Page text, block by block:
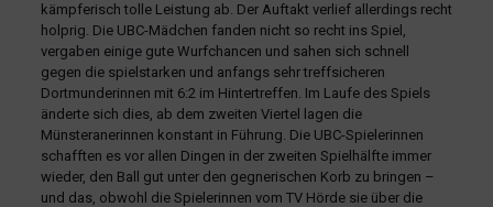
kämpferisch tolle Leistung ab. Der Auftakt verlief allerdings recht
holprig. Die UBC-Mädchen fanden nicht so recht ins Spiel,
vergaben einige gute Wurfchancen und sahen sich schnell
gegen die spielstarken und anfangs sehr treffsicheren
Dortmunderinnen mit 6:2 im Hintertreffen. Im Laufe des Spiels
änderte sich dies, ab dem zweiten Viertel lagen die
Münsteranerinnen konstant in Führung. Die UBC-Spielerinnen
schafften es vor allen Dingen in der zweiten Spielhälfte immer
wieder, den Ball gut unter den gegnerischen Korb zu bringen –
und das, obwohl die Spielerinnen vom TV Hörde sie über die